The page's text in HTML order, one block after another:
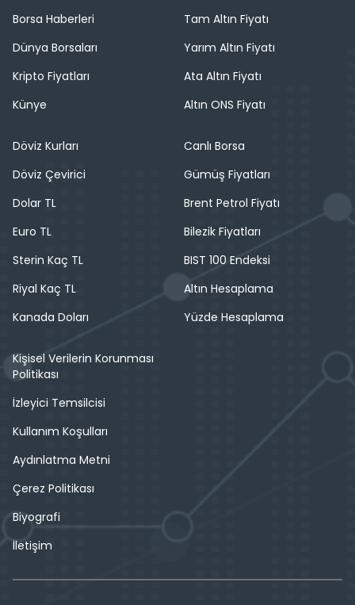
Borsa Haberleri
Dünya Borsaları
Kripto Fiyatları
Künye
Tam Altın Fiyatı
Yarım Altın Fiyatı
Ata Altın Fiyatı
Altın ONS Fiyatı
Döviz Kurları
Döviz Çevirici
Dolar TL
Euro TL
Sterin Kaç TL
Riyal Kaç TL
Kanada Doları
Canlı Borsa
Gümüş Fiyatları
Brent Petrol Fiyatı
Bilezik Fiyatları
BIST 100 Endeksi
Altın Hesaplama
Yüzde Hesaplama
Kişisel Verilerin Korunması
Politikası
İzleyici Temsilcisi
Kullanım Koşulları
Aydınlatma Metni
Çerez Politikası
Biyografi
İletişim